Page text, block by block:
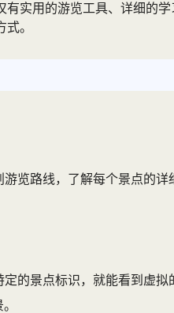
实用的游览工具、详细的
。
览路线，了解每个景点的
的景点标识，就能看到虚拟